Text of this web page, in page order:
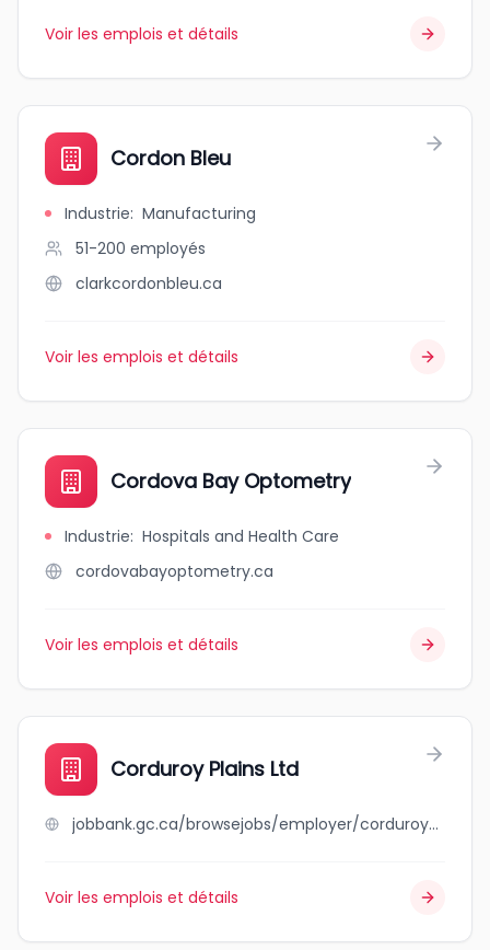
Voir les emplois et détails
Cordon Bleu
Industrie: Manufacturing
51-200 employés
clarkcordonbleu.ca
Voir les emplois et détails
Cordova Bay Optometry
Industrie: Hospitals and Health Care
cordovabayoptometry.ca
Voir les emplois et détails
Corduroy Plains Ltd
jobbank.gc.ca/browsejobs/employer/corduroy+plains+ltd/ca
Voir les emplois et détails